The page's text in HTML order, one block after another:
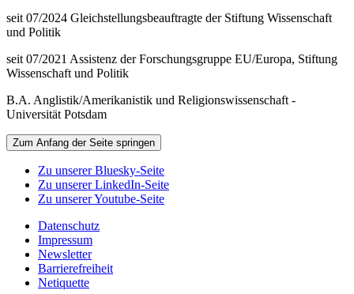
seit 07/2024 Gleichstellungsbeauftragte der Stiftung Wissenschaft
und Politik
seit 07/2021 Assistenz der Forschungsgruppe EU/Europa, Stiftung
Wissenschaft und Politik
B.A. Anglistik/Amerikanistik und Religionswissenschaft -
Universität Potsdam
Zum Anfang der Seite springen
Zu unserer Bluesky-Seite
Zu unserer LinkedIn-Seite
Zu unserer Youtube-Seite
Datenschutz
Impressum
Newsletter
Barrierefreiheit
Netiquette